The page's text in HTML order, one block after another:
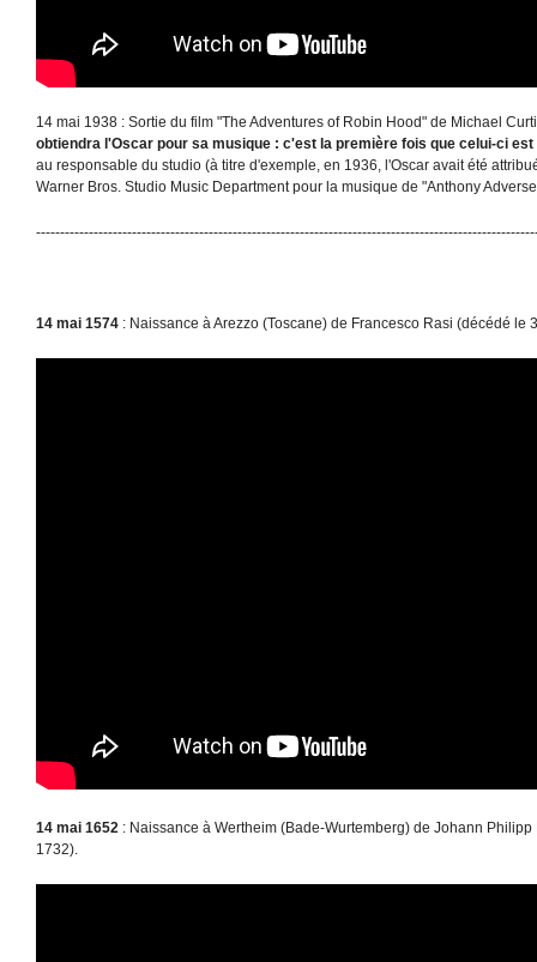
14 mai 1938 : Sortie du film "The Adventures of Robin Hood" de Michael
obtiendra l'Oscar pour sa musique : c'est la première fois que celui-ci
au responsable du studio (à titre d'exemple, en 1936, l'Oscar avait été
Warner Bros. Studio Music Department pour la musique de "Anthony
14 mai 1574 : Naissance à Arezzo (Toscane) de Francesco Rasi (décédé le
14 mai 1652 : Naissance à Wertheim (Bade-Wurtemberg) de Johann
1732).